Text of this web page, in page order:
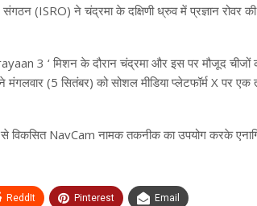
(ISRO) ने चंद्रमा के दक्षिणी ध्रुव में प्रज्ञान
3 ‘ मिशन के दौरान चंद्रमा और इस पर मौजूद
(5 सितंबर) को सोशल मीडिया प्लेटफॉर्म X पर एक
NavCam नामक तकनीक का उपयोग करके
ReddIt Pinterest Email